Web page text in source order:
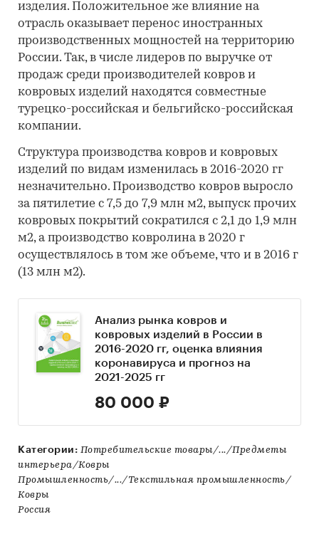
изделия. Положительное же влияние на
отрасль оказывает перенос иностранных
производственных мощностей на территорию
России. Так, в числе лидеров по выручке от
продаж среди производителей ковров и
ковровых изделий находятся совместные
турецко-российская и бельгийско-российская
компании.
Структура производства ковров и ковровых
изделий по видам изменилась в 2016-2020 гг
незначительно. Производство ковров выросло
за пятилетие с 7,5 до 7,9 млн м2, выпуск прочих
ковровых покрытий сократился с 2,1 до 1,9 млн
м2, а производство ковролина в 2020 г
осуществлялось в том же объеме, что и в 2016 г
(13 млн м2).
Анализ рынка ковров и
ковровых изделий в России в
2016-2020 гг, оценка влияния
коронавируса и прогноз на
2021-2025 гг
80 000 ₽
Категории: Потребительские товары/.../Предметы
интерьера/Ковры
Промышленность/.../Текстильная промышленность/
Ковры
Россия